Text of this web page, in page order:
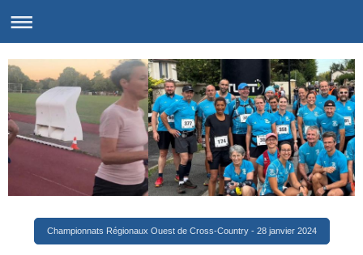
Championnats Régionaux Ouest de Cross-Country - 28 janvier 2024